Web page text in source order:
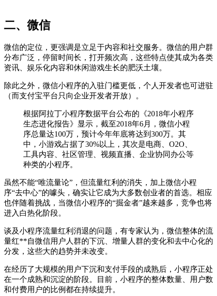
二、微信
微信的定位，更强调是立足于内容和社交服务。微信的用户群
分布广泛，停留时间长，打开频次高，这些特点使其成为各类
资讯、娱乐化内容和休闲游戏生长的肥沃土壤。
除此之外，微信小程序的入驻门槛更低，个人开发者也可进驻
（而支付宝平台只向企业开发者开放）。
根据阿拉丁小程序数据平台公布的《2018年小程序
生态进化报告》显示，截至2018年6月，微信小程
序总量达100万，预计今年年底将达到300万。其
中，小游戏占据了30%以上，其次是电商、O2O、
工具内容、社区管理、视频直播、企业协同办公等
种类的小程序。
虽然不能“唯流量论”，但流量红利的消失，加上微信小程
序“去中心”的噱头，确实让它成为大多数创业者的首选。相应
也伴随着挑战，当微信小程序的“掘金者”越来越多，竞争也将
进入白热化阶段。
谈及小程序流量红利消退的问题，有专家认为，微信整体的流
量红**自微信用户人群的下沉、增量人群的变化和去中心化的
分发，这些大的趋势并未改变。
在经历了大规模的用户下沉和支付手段的成熟后，小程序正处
在一个成熟和沉淀的阶段。目前，小程序的整体数量、用户数
和付费用户的比例都在持续提升。